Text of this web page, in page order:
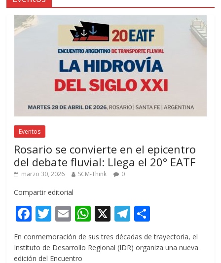
Eventos
Rosario se convierte en el epicentro
del debate fluvial: Llega el 20° EATF
marzo 30, 2026 SCM-Think 0
Compartir editorial
F
e
T
itt
E
m
ai
W
at
X T
el
e
o
m
En conmemoración de sus tres décadas de trayectoria, el
Instituto de Desarrollo Regional (IDR) organiza una nueva
edición del Encuentro